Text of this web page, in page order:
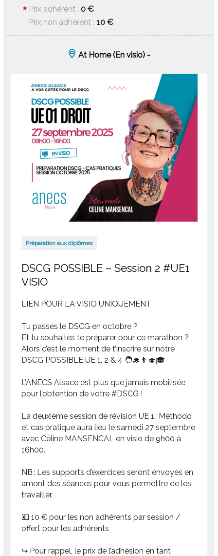
Prix adhérent :0 €
Prix non adhérent :10 €
At Home (En visio) -
Préparation aux diplômes
DSCG POSSIBLE – Session 2 #UE1
VISIO
LIEN POUR LA VISIO UNIQUEMENT
Tu passes le DSCG en octobre ?
Et tu souhaites te préparer pour ce marathon ?
Alors c’est le moment de t’inscrire sur notre
DSCG POSSIBLE UE 1, 2 & 4 🧑‍🎓👨‍🎓🎓
L’ANECS Alsace est plus que jamais mobilisée
pour l’obtention de votre #DSCG !
La deuxième session de révision UE 1 : Méthodo
et cas pratique aura lieu le samedi 27 septembre
avec Céline MANSENCAL en visio de 9h00 à
16h00.
NB : Les supports d’exercices seront envoyés en
amont des séances pour vous permettre de les
travailler.
💶 10 € pour les non adhérents par session /
offert pour les adhérents
↪️ Pour rappel, le prix de l’adhésion en tant